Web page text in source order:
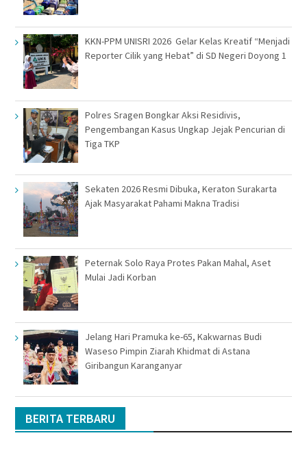
KKN-PPM UNISRI 2026 Gelar Kelas Kreatif “Menjadi
Reporter Cilik yang Hebat” di SD Negeri Doyong 1
Polres Sragen Bongkar Aksi Residivis,
Pengembangan Kasus Ungkap Jejak Pencurian di
Tiga TKP
Sekaten 2026 Resmi Dibuka, Keraton Surakarta
Ajak Masyarakat Pahami Makna Tradisi
Peternak Solo Raya Protes Pakan Mahal, Aset
Mulai Jadi Korban
Jelang Hari Pramuka ke-65, Kakwarnas Budi
Waseso Pimpin Ziarah Khidmat di Astana
Giribangun Karanganyar
BERITA TERBARU